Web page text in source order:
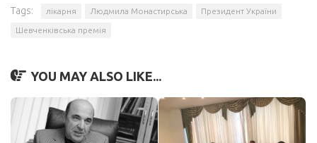
Tags: лікарня Людмила Монастирська Президент України
Шевченківська премія
YOU MAY ALSO LIKE...